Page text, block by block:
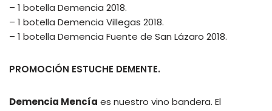
– 1 botella Demencia 2018.
– 1 botella Demencia Villegas 2018.
– 1 botella Demencia Fuente de San Lázaro 2018.
PROMOCIÓN ESTUCHE DEMENTE.
Demencia Mencía es nuestro vino bandera. El